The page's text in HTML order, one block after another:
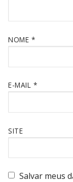
NOME *
E-MAIL *
SITE
Salvar meus